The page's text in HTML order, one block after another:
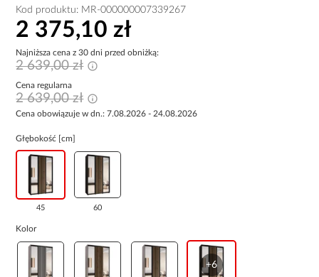
Kod produktu: MR-000000007339267
2 375,10 zł
Najniższa cena z 30 dni przed obniżką:
2 639,00 zł
Cena regularna
2 639,00 zł
Cena obowiązuje w dn.: 7.08.2026 - 24.08.2026
Głębokość [cm]
45 60
Kolor
+6